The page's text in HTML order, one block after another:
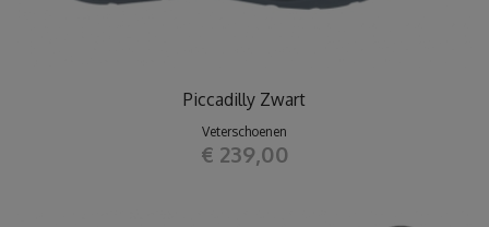
Piccadilly Zwart
Veterschoenen
€ 239,00